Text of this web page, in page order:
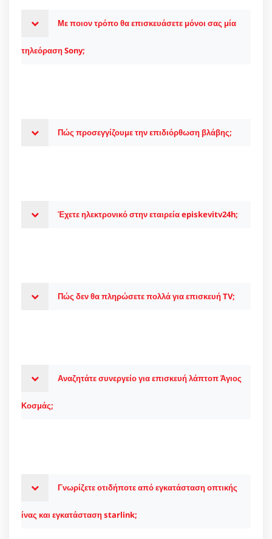
Με ποιον τρόπο θα επισκευάσετε μόνοι σας μία
τηλεόραση Sony;
Πώς προσεγγίζουμε την επιδιόρθωση βλάβης;
Έχετε ηλεκτρονικό στην εταιρεία episkevitv24h;
Πώς δεν θα πληρώσετε πολλά για επισκευή TV;
Αναζητάτε συνεργείο για επισκευή λάπτοπ Άγιος
Κοσμάς;
Γνωρίζετε οτιδήποτε από εγκατάσταση οπτικής
ίνας και εγκατάσταση starlink;